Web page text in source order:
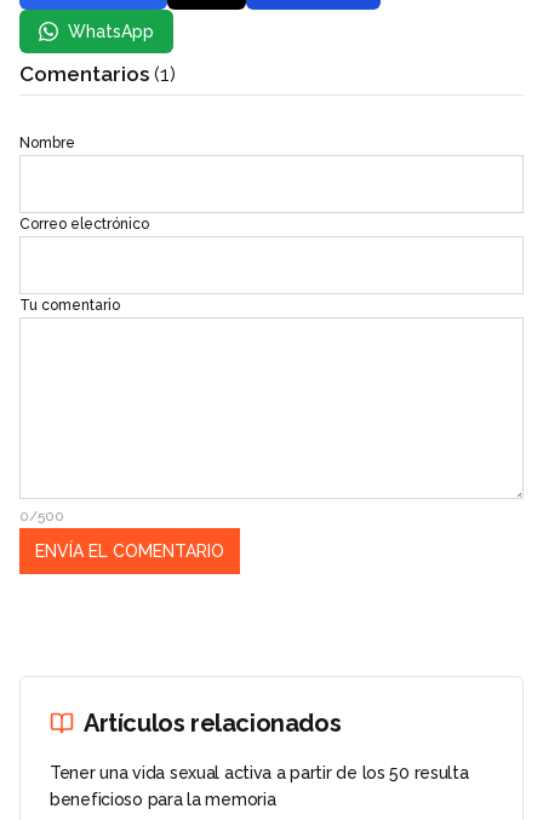
WhatsApp
Comentarios (1)
Nombre
Correo electrónico
Tu comentario
0/500
Artículos relacionados
Tener una vida sexual activa a partir de los 50 resulta
beneficioso para la memoria